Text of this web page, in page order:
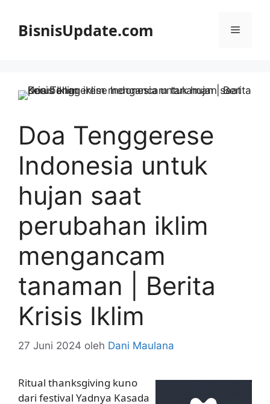
BisnisUpdate.com Menu
Doa Tenggerese
Indonesia untuk
hujan saat
perubahan iklim
mengancam
tanaman | Berita
Krisis Iklim
27 Juni 2024 oleh Dani Maulana
Ritual thanksgiving kuno
dari festival Yadnya Kasada